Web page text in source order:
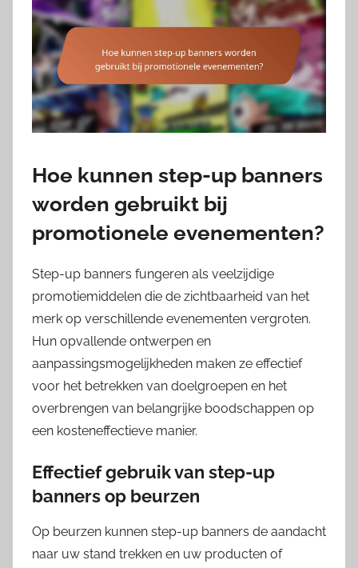
Hoe kunnen step-up banners
worden gebruikt bij
promotionele evenementen?
Step-up banners fungeren als veelzijdige
promotiemiddelen die de zichtbaarheid van het
merk op verschillende evenementen vergroten.
Hun opvallende ontwerpen en
aanpassingsmogelijkheden maken ze effectief
voor het betrekken van doelgroepen en het
overbrengen van belangrijke boodschappen op
een kosteneffectieve manier.
Effectief gebruik van step-up
banners op beurzen
Op beurzen kunnen step-up banners de aandacht
naar uw stand trekken en uw producten of